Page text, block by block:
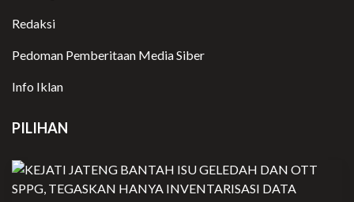
Redaksi
Pedoman Pemberitaan Media Siber
Info Iklan
PILIHAN